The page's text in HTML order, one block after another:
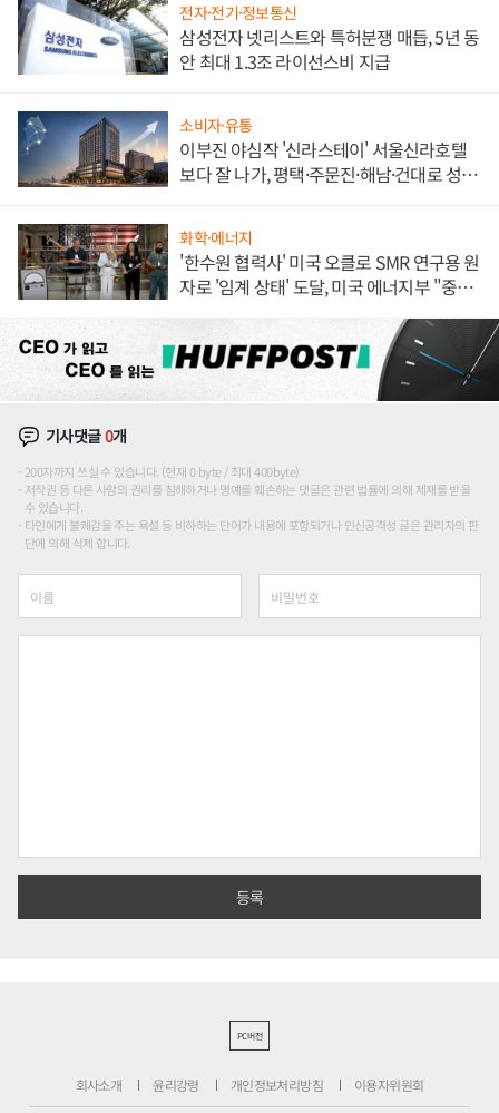
전자·전기·정보통신
삼성전자 넷리스트와 특허분쟁 매듭, 5년 동
안 최대 1.3조 라이선스비 지급
소비자·유통
이부진 야심작 '신라스테이' 서울신라호텔
보다 잘 나가, 평택·주문진·해남·건대로 성
화학·에너지
'한수원 협력사' 미국 오클로 SMR 연구용 원
자로 '임계 상태' 도달, 미국 에너지부 "중요
기사댓글0개
200자까지 쓰실 수 있습니다. (현재 0 byte / 최대 400byte)
저작권 등 다른 사람의 권리를 침해하거나 명예를 훼손하는 댓글은 관련 법률에 의해 제재를 받을
수 있습니다.
타인에게 불쾌감을 주는 욕설 등 비하하는 단어가 내용에 포함되거나 인신공격성 글은 관리자의 판
단에 의해 삭제 합니다.
PC버전
회사소개 윤리강령 개인정보처리방침 이용자위원회